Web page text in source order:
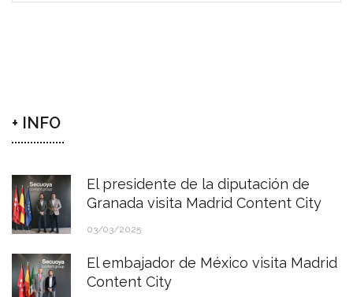
+ INFO
El presidente de la diputación de
Granada visita Madrid Content City
03/03/2025
El embajador de México visita Madrid
Content City